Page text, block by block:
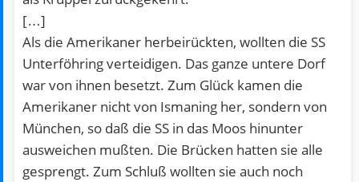
[…]
Als die Amerikaner herbeirückten, wollten die SS
Unterföhring verteidigen. Das ganze untere Dorf
war von ihnen besetzt. Zum Glück kamen die
Amerikaner nicht von Ismaning her, sondern von
München, so daß die SS in das Moos hinunter
ausweichen mußten. Die Brücken hatten sie alle
gesprengt. Zum Schluß wollten sie auch noch